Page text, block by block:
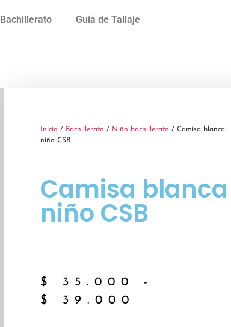
Bachillerato Guía de Tallaje
Inicio / Bachillerato / Niño bachillerato / Camisa blanca
niño CSB
Camisa blanca
niño CSB
$ 35.000
-
$
39.000